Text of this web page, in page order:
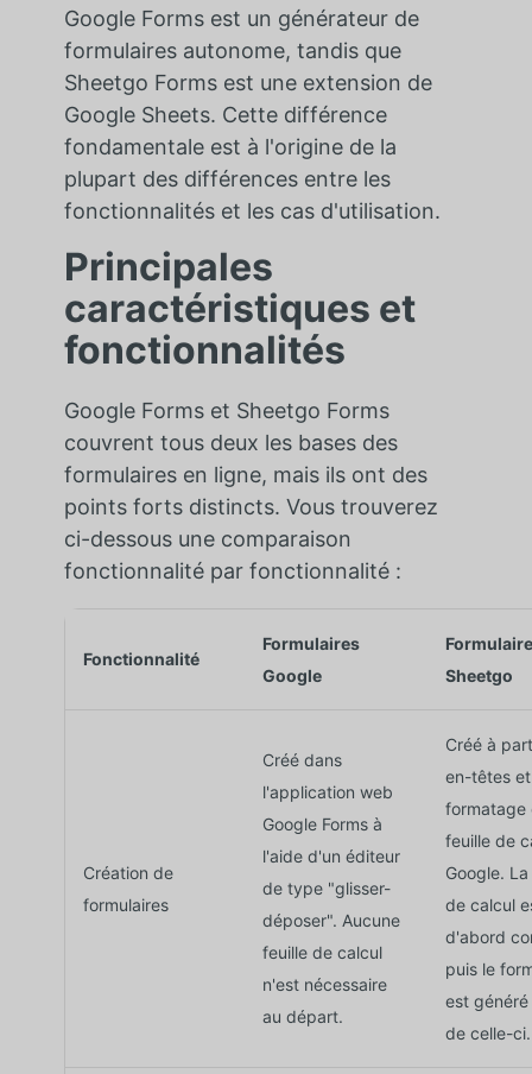
Google Forms est un générateur de
formulaires autonome, tandis que
Sheetgo Forms est une extension de
Google Sheets. Cette différence
fondamentale est à l'origine de la
plupart des différences entre les
fonctionnalités et les cas d'utilisation.
Principales
caractéristiques et
fonctionnalités
Google Forms et Sheetgo Forms
couvrent tous deux les bases des
formulaires en ligne, mais ils ont des
points forts distincts. Vous trouverez
ci-dessous une comparaison
fonctionnalité par fonctionnalité :
Fonctionnalité
Formulaires
Google
Sheetgo
Création de
formulaires
Créé dans
l'application web
Google Forms à
l'aide d'un éditeur
de type "glisser-
déposer". Aucune
feuille de calcul
n'est nécessaire
au départ.
Créé à
en-têtes
formatage
feuille de
Google.
de calcul
d'abord
puis le
est
de celle-ci.